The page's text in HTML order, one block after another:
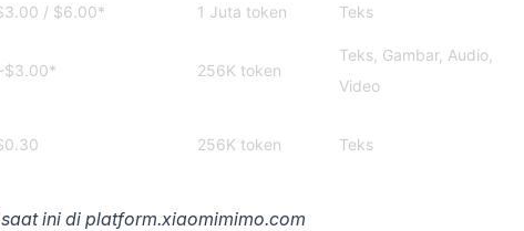
/ $6.00* 1 Juta token Teks
256K token
Teks, Gambar, Audio,
Video
256K token Teks
ini di platform.xiaomimimo.com